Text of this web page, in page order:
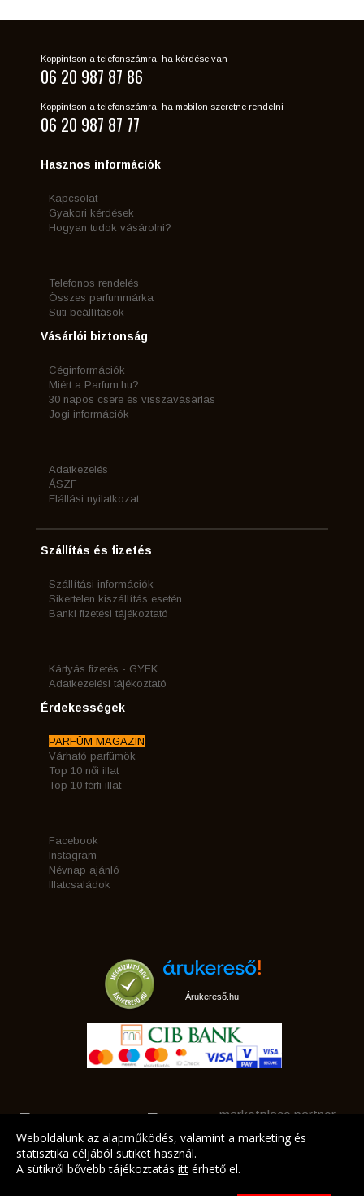
Koppintson a telefonszámra, ha kérdése van
06 20 987 87 86
Koppintson a telefonszámra, ha mobilon szeretne rendelni
06 20 987 87 77
Hasznos információk
Kapcsolat
Gyakori kérdések
Hogyan tudok vásárolni?
Telefonos rendelés
Összes parfummárka
Süti beállítások
Vásárlói biztonság
Céginformációk
Miért a Parfum.hu?
30 napos csere és visszavásárlás
Jogi információk
Adatkezelés
ÁSZF
Elállási nyilatkozat
Szállítás és fizetés
Szállítási információk
Sikertelen kiszállítás esetén
Banki fizetési tájékoztató
Kártyás fizetés - GYFK
Adatkezelési tájékoztató
Érdekességek
PARFÜM MAGAZIN
Várható parfümök
Top 10 női illat
Top 10 férfi illat
Facebook
Instagram
Névnap ajánló
Illatcsaládok
Árukereső.hu
marketplace partner
Weboldalunk az alapműködés, valamint a marketing és
statisztika céljából sütiket használ.
A sütikről bővebb tájékoztatás itt érhető el.